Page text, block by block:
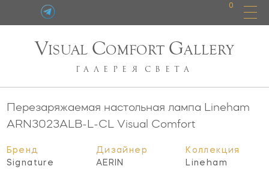
0
VISUAL COMFORT GALLERY
ГАЛЕРЕЯ СВЕТА
Перезаряжаемая настольная лампа Lineham
ARN3023ALB-L-CL
Visual Comfort
Бренд
Signature
Дизайнер
AERIN
Коллекция
Lineham